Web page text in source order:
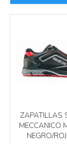
ZAPATILLAS
MECCANICO
NEGRO/